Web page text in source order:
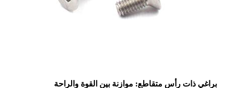
براغي ذات رأس متقاطع: موازنة بين القوة والراحة